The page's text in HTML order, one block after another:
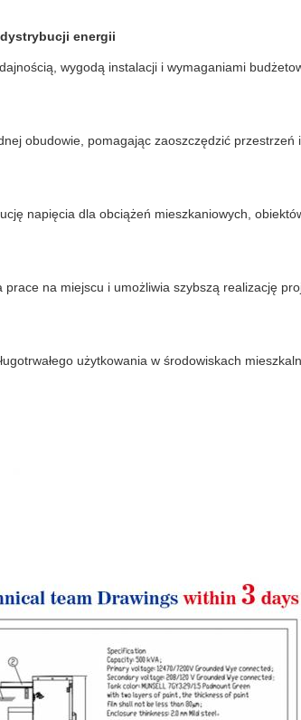
energii
wygodą instalacji i wymaganiami
obudowie, pomagając zaoszczędzić przestrzeń
napięcia dla obciążeń mieszkaniowych,
na miejscu i umożliwia szybszą realizację
użytkowania w środowiskach